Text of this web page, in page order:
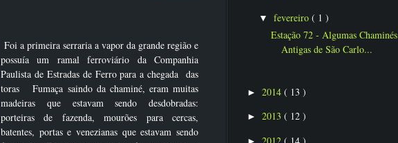
Foi a primeira serraria a vapor da grande região e
possuía um ramal ferroviário da Companhia
Paulista de Estradas de Ferro para a chegada das
toras Fumaça saindo da chaminé, eram muitas
madeiras que estavam sendo desdobradas:
porteiras de fazenda, mourões para cercas,
batentes, portas e venezianas que estavam sendo
▼ fevereiro ( 1 )
Estação 72 - Algumas Chaminés
Antigas de São Carlo...
► 2014 ( 13 )
► 2013 ( 12 )
► 2012 ( 14 )